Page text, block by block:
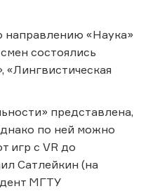
направлению «Наука»
состоялись
«Лингвистическая
представлена,
по ней можно
игр с VR до
Сатлейкин (на
МГТУ